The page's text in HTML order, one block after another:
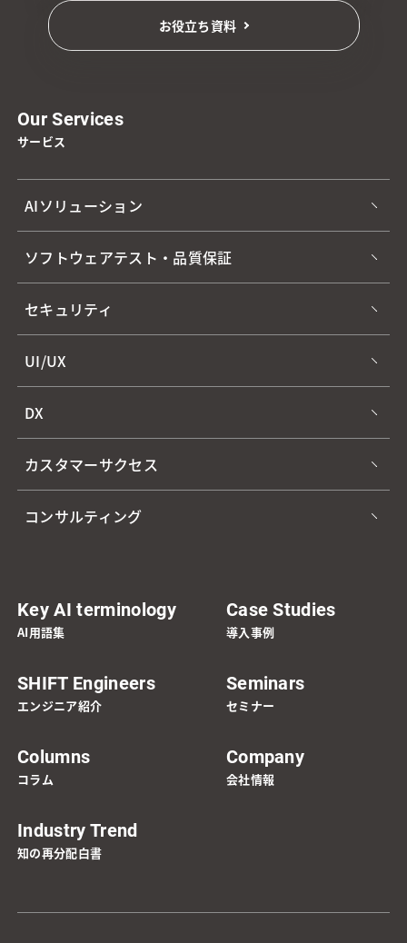
お役立ち資料
Our Services
サービス
AIソリューション
ソフトウェアテスト・品質保証
セキュリティ
UI/UX
DX
カスタマーサクセス
コンサルティング
Key AI terminology
AI用語集
Case Studies
導入事例
SHIFT Engineers
エンジニア紹介
Seminars
セミナー
Columns
コラム
Company
会社情報
Industry Trend
知の再分配白書